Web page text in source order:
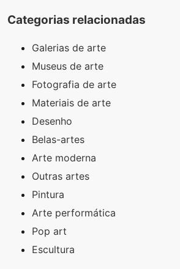
Categorias relacionadas
Galerias de arte
Museus de arte
Fotografia de arte
Materiais de arte
Desenho
Belas-artes
Arte moderna
Outras artes
Pintura
Arte performática
Pop art
Escultura